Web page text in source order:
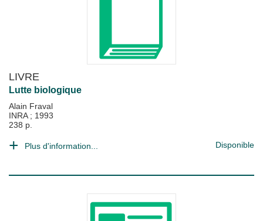
LIVRE
Lutte biologique
Alain Fraval
INRA ; 1993
238 p.
Plus d'information... Disponible